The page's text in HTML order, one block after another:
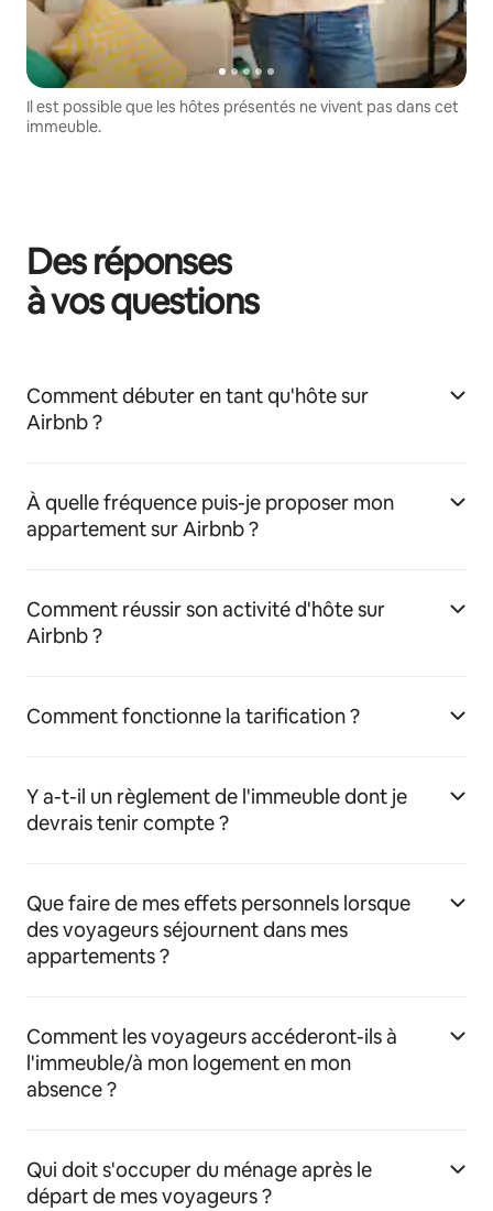
Il est possible que les hôtes présentés ne vivent pas dans cet
immeuble.
Des réponses
à vos questions
Comment débuter en tant qu'hôte sur
Airbnb ?
À quelle fréquence puis-je proposer mon
appartement sur Airbnb ?
Comment réussir son activité d'hôte sur
Airbnb ?
Comment fonctionne la tarification ?
Y a-t-il un règlement de l'immeuble dont je
devrais tenir compte ?
Que faire de mes effets personnels lorsque
des voyageurs séjournent dans mes
appartements ?
Comment les voyageurs accéderont-ils à
l'immeuble/à mon logement en mon
absence ?
Qui doit s'occuper du ménage après le
départ de mes voyageurs ?